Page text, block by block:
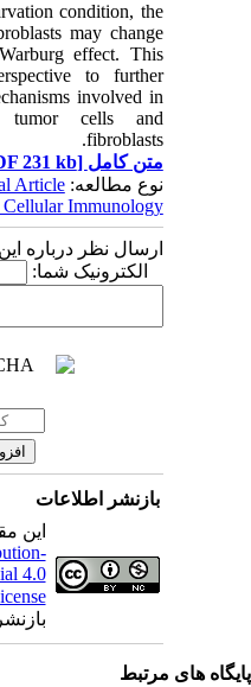
condition, the
may change
effect. This
to further
involved in
tumor cells and
fibroblasts.
متن کامل[PDF 231 kb]
نوع مطالعه:Article
Cellular Immunology
ارسال نظر درباره
الکترونیک شما:
بازنشر اطلاعات
این
4.0
های مرتبط